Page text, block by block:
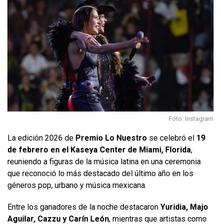
Foto: Instagram
La edición 2026 de Premio Lo Nuestro se celebró el 19
de febrero en el Kaseya Center de Miami, Florida,
reuniendo a figuras de la música latina en una ceremonia
que reconoció lo más destacado del último año en los
géneros pop, urbano y música mexicana.
Entre los ganadores de la noche destacaron Yuridia, Majo
Aguilar, Cazzu y Carín León, mientras que artistas como